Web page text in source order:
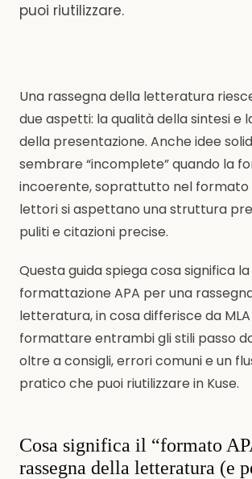
puoi riutilizzare.
Una rassegna della letteratura
due aspetti: la qualità della sintesi e
della presentazione. Anche idee
sembrare “incomplete” quando la
incoerente, soprattutto nel formato
lettori si aspettano una struttura
puliti e citazioni precise.
Questa guida spiega cosa significa la
formattazione APA per una
letteratura, in cosa differisce da
formattare entrambi gli stili passo
oltre a consigli, errori comuni e un
pratico che puoi riutilizzare in Kuse.
Cosa significa il “formato
rassegna della letteratura (e